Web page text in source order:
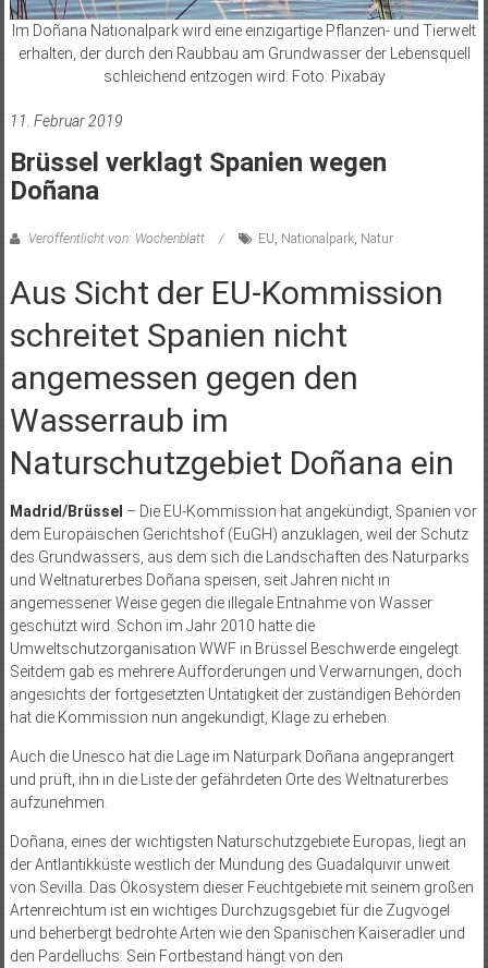
Im Doñana Nationalpark wird eine einzigartige Pflanzen- und Tierwelt
erhalten, der durch den Raubbau am Grundwasser der Lebensquell
schleichend entzogen wird. Foto: Pixabay
11. Februar 2019
Brüssel verklagt Spanien wegen
Doñana
Veröffentlicht von: Wochenblatt EU, Nationalpark, Natur
Aus Sicht der EU-Kommission
schreitet Spanien nicht
angemessen gegen den
Wasserraub im
Naturschutzgebiet Doñana ein
Madrid/Brüssel – Die EU-Kommission hat angekündigt, Spanien vor
dem Europäischen Gerichtshof (EuGH) anzuklagen, weil der Schutz
des Grundwassers, aus dem sich die Landschaften des Naturparks
und Weltnaturerbes Doñana speisen, seit Jahren nicht in
angemessener Weise gegen die illegale Entnahme von Wasser
geschützt wird. Schon im Jahr 2010 hatte die
Umweltschutzorganisation WWF in Brüssel Beschwerde eingelegt.
Seitdem gab es mehrere Aufforderungen und Verwarnungen, doch
angesichts der fortgesetzten Untätigkeit der zuständigen Behörden
hat die Kommission nun angekündigt, Klage zu erheben.
Auch die Unesco hat die Lage im Naturpark Doñana angeprangert
und prüft, ihn in die Liste der gefährdeten Orte des Weltnaturerbes
aufzunehmen.
Doñana, eines der wichtigsten Naturschutzgebiete Euro­pas, liegt an
der Antlantikküste westlich der Mündung des Guadalquivir unweit
von Sevilla. Das Ökosystem dieser Feuchtgebiete mit seinem großen
Artenreichtum ist ein wichtiges Durchzugsgebiet für die Zugvögel
und beherbergt bedrohte Arten wie den Spanischen Kaiseradler und
den Pardelluchs. Sein Fortbestand hängt von den